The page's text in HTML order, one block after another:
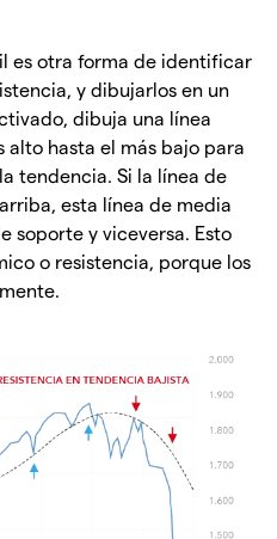
es otra forma de identificar
y dibujarlos en un
dibuja una línea
hasta el más bajo para
tendencia. Si la línea de
esta línea de media
soporte y viceversa. Esto
o resistencia, porque los